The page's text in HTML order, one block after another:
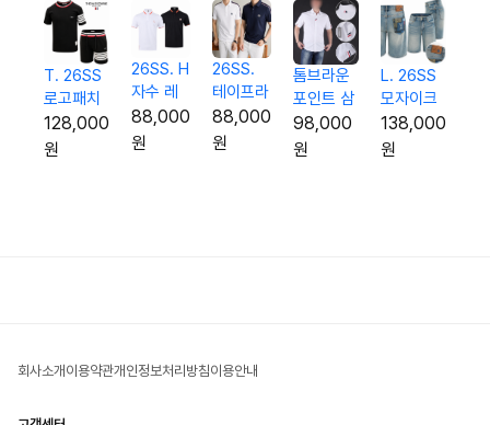
T. 26SS
로고패치
시보리 반
팔 & 반바
128,000
원
26SS. H
자수 레
터링 팁
카라 티
88,000
원
26SS.
테이프라
인 G자수
실켓 카
88,000
원
톰브라운
포인트 삼
선 하프 셔
츠
98,000
원
L. 26SS
모자이크
로고 하프
진
138,000
원
회사소개 이용약관개인정보처리방침이용안내